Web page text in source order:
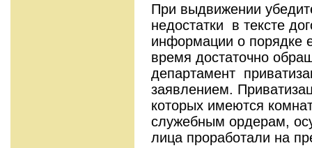
При выдвижении
недостатки в тексте
информации о порядке
время достаточно
департамент
заявлением.
которых имеются
служебным ордерам,
лица проработали на